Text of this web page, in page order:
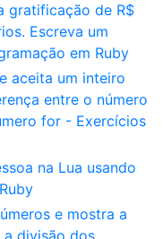
gratificação de R$
Escreva um
em Ruby
aceita um inteiro
entre o número
for - Exercícios
na Lua usando
e mostra a
a divisão dos